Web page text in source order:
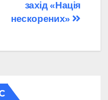
захід «Нація
нескорених»